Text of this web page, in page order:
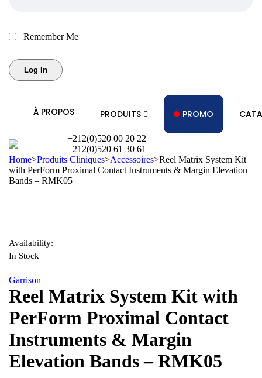
Remember Me
À PROPOS PRODUITS PROMO
+212(0)520 00 20 22
+212(0)520 61 30 61
Home>Produits Cliniques>Accessoires>Reel Matrix System Kit
with PerForm Proximal Contact Instruments & Margin Elevation
Bands – RMK05
Availability:
In Stock
Garrison
Reel Matrix System Kit with
PerForm Proximal Contact
Instruments & Margin
Elevation Bands – RMK05